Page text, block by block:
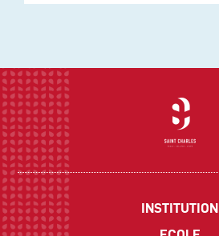
INSTITUTION